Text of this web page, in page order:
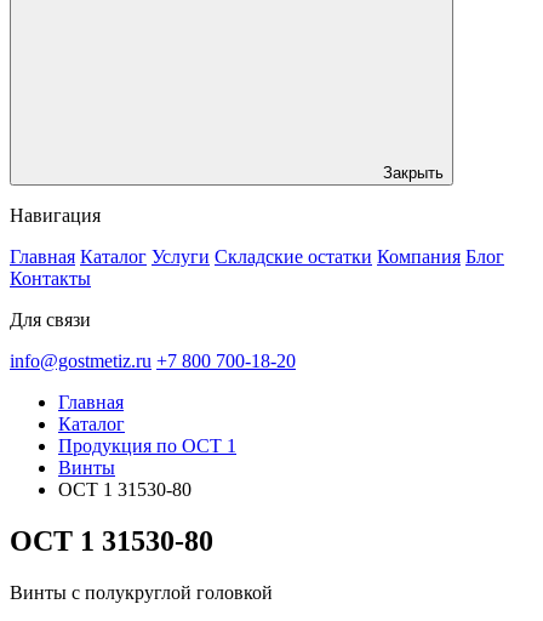
Закрыть
Навигация
Главная Каталог Услуги Складские остатки Компания Блог
Контакты
Для связи
info@gostmetiz.ru +7 800 700-18-20
Главная
Каталог
Продукция по ОСТ 1
Винты
ОСТ 1 31530-80
ОСТ 1 31530-80
Винты с полукруглой головкой